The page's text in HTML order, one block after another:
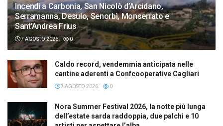
Incendi a Carbonia, San Nicolò d’Arcidano,
Serramanna, Desulo, Senorbì, Monserrato e
Sant’Andrea Frius
7 AGOSTO 2026 0
Caldo record, vendemmia anticipata nelle
cantine aderenti a Confcooperative Cagliari
7 AGOSTO 2026 0
Nora Summer Festival 2026, la notte più lunga
dell’estate sarda raddoppia, due palchi e 10